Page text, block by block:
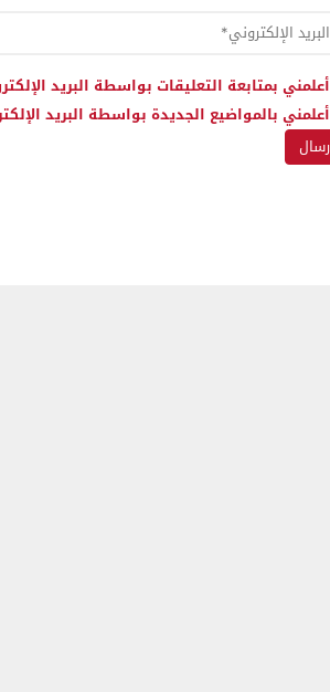
أعلمني بمتابعة التعليقات بواسطة البريد
أعلمني بالمواضيع الجديدة بواسطة البريد